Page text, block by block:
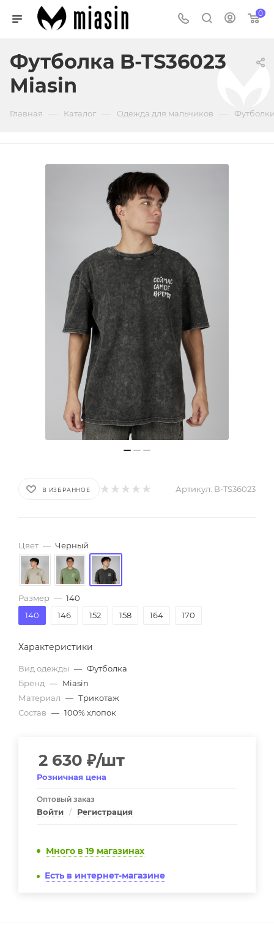
0
Футболка B-TS36023
Miasin
Главная Каталог Одежда для мальчиков
В ИЗБРАННОЕ Артикул: B-TS36023
Цвет — Черный
Размер — 140
140
146 152 158 164 170
Характеристики
Вид одежды — Футболка
Бренд — Miasin
Материал — Трикотаж
Состав — 100% хлопок
2 630 ₽/шт
Розничная цена
Оптовый заказ
Войти / Регистрация
Много в 19 магазинах
Есть в интернет-магазине